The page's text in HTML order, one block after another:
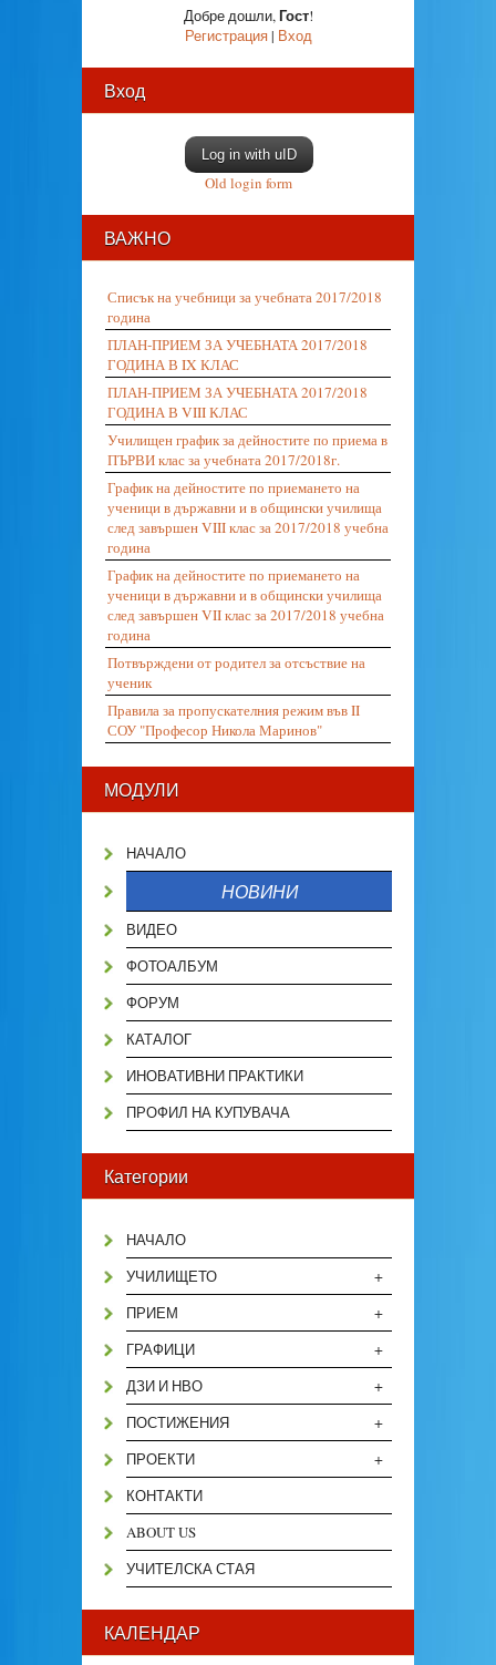
Добре дошли,Гост!
Регистрация| Вход
Вход
Log in with uID
Old login form
ВАЖНО
Списък на учебници за учебната 2017/2018
година
ПЛАН-ПРИЕМ ЗА УЧЕБНАТА 2017/2018
ГОДИНА В IX КЛАС
ПЛАН-ПРИЕМ ЗА УЧЕБНАТА 2017/2018
ГОДИНА В VIII КЛАС
Училищен график за дейностите по приема в
ПЪРВИ клас за учебната 2017/2018г.
График на дейностите по приемането на
ученици в държавни и в общински училища
след завършен VIII клас за 2017/2018 учебна
година
График на дейностите по приемането на
ученици в държавни и в общински училища
след завършен VII клас за 2017/2018 учебна
година
Потвърждени от родител за отсъствие на
ученик
Правила за пропускателния режим във II
СОУ "Професор Никола Маринов"
МОДУЛИ
НАЧАЛО
НОВИНИ
ВИДЕО
ФОТОАЛБУМ
ФОРУМ
КАТАЛОГ
ИНОВАТИВНИ ПРАКТИКИ
ПРОФИЛ НА КУПУВАЧА
Категории
НАЧАЛО
+
УЧИЛИЩЕТО
+
ПРИЕМ
+
ГРАФИЦИ
+
ДЗИ И НВО
+
ПОСТИЖЕНИЯ
+
ПРОЕКТИ
КОНТАКТИ
ABOUT US
УЧИТЕЛСКА СТАЯ
КАЛЕНДАР